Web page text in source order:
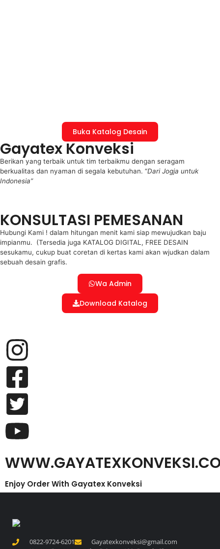
Buka Katalog Desain
Gayatex Konveksi
Berikan yang terbaik untuk tim terbaikmu dengan seragam
berkualitas dan nyaman di segala kebutuhan. “Dari Jogja untuk
Indonesia”
KONSULTASI PEMESANAN
Hubungi Kami ! dalam hitungan menit kami siap mewujudkan baju
impianmu. (Tersedia juga KATALOG DIGITAL, FREE DESAIN
sesukamu, cukup buat coretan di kertas kami akan wjudkan dalam
sebuah desain grafis.
Wa Admin
Download Katalog
Enjoy Order With Gayatex Konveksi
0822-9724-6201
Gayatexkonveksi@gmail.com